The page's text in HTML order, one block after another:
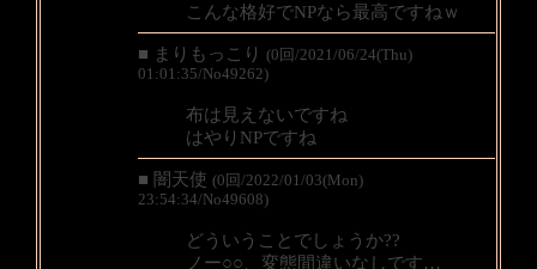
こんな格好でNPなら最高ですねｗ
■ まりもっこり (0回/2021/06/24(Thu)
01:01:35/No49262)
布は見えないですね
はやりNPですね
■ 闇天使 (0回/2022/01/03(Mon)
23:54:34/No49608)
どういうことでしょうか??
ノー○○、変態間違いなしです…